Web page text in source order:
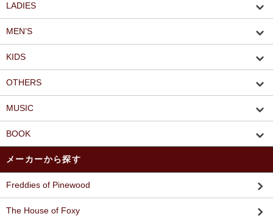
LADIES
MEN’S
KIDS
OTHERS
MUSIC
BOOK
メーカーから探す
Freddies of Pinewood
The House of Foxy